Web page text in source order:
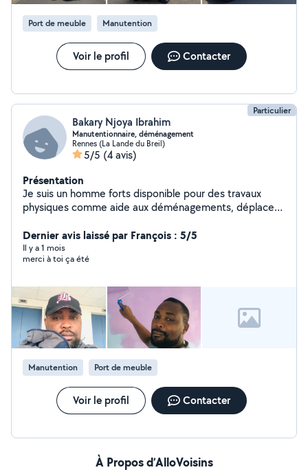
Port de meuble Manutention
Voir le profil Contacter
Particulier
Bakary Njoya Ibrahim
Manutentionnaire, déménagement
Rennes (La Lande du Breil)
5/5 (4 avis)
Présentation
Je suis un homme forts disponible pour des travaux
physiques comme aide aux déménagements, déplacer
Dernier avis laissé par François : 5/5
Il y a 1 mois
merci à toi ça été
Manutention Port de meuble
Voir le profil Contacter
À Propos d’AlloVoisins